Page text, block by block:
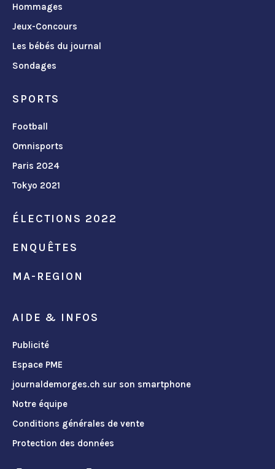
Hommages
Jeux-Concours
Les bébés du journal
Sondages
SPORTS
Football
Omnisports
Paris 2024
Tokyo 2021
ÉLECTIONS 2022
ENQUÊTES
MA-REGION
AIDE & INFOS
Publicité
Espace PME
journaldemorges.ch sur son smartphone
Notre équipe
Conditions générales de vente
Protection des données